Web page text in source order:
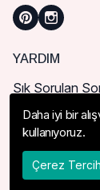
YARDIM
Sık Sorulan
Nasıl Sipariş
Kargo ve
İade, İptal ve
Daha iyi bir
kullanıyoruz.
Çerez